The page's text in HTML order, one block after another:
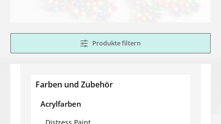
Produkte filtern
Farben und Zubehör
Acrylfarben
Distress Paint